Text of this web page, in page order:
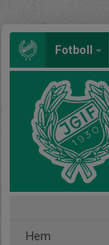
Fotboll
Hem